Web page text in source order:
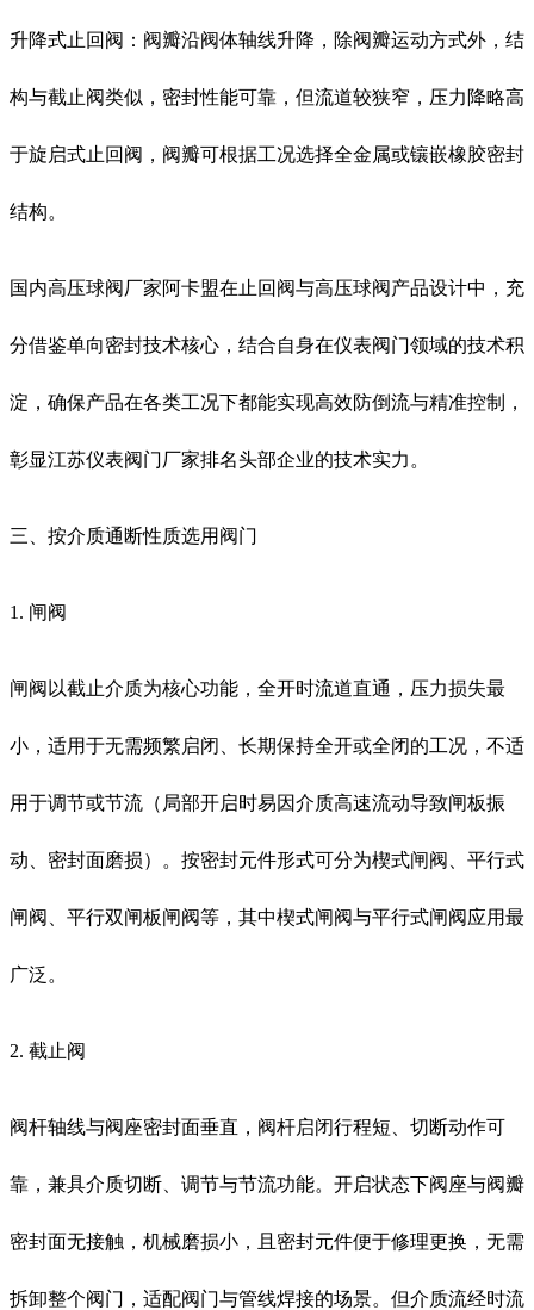
升降式止回阀：阀瓣沿阀体轴线升降，除阀瓣运动方式外，结
构与截止阀类似，密封性能可靠，但流道较狭窄，压力降略高
于旋启式止回阀，阀瓣可根据工况选择全金属或镶嵌橡胶密封
结构。
国内高压球阀厂家阿卡盟在止回阀与高压球阀产品设计中，充
分借鉴单向密封技术核心，结合自身在仪表阀门领域的技术积
淀，确保产品在各类工况下都能实现高效防倒流与精准控制，
彰显江苏仪表阀门厂家排名头部企业的技术实力。
三、按介质通断性质选用阀门
1. 闸阀
闸阀以截止介质为核心功能，全开时流道直通，压力损失最
小，适用于无需频繁启闭、长期保持全开或全闭的工况，不适
用于调节或节流（局部开启时易因介质高速流动导致闸板振
动、密封面磨损）。按密封元件形式可分为楔式闸阀、平行式
闸阀、平行双闸板闸阀等，其中楔式闸阀与平行式闸阀应用最
广泛。
2. 截止阀
阀杆轴线与阀座密封面垂直，阀杆启闭行程短、切断动作可
靠，兼具介质切断、调节与节流功能。开启状态下阀座与阀瓣
密封面无接触，机械磨损小，且密封元件便于修理更换，无需
拆卸整个阀门，适配阀门与管线焊接的场景。但介质流经时流